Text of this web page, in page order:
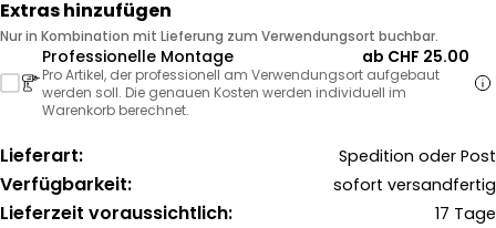
Extras hinzufügen
Nur in Kombination mit Lieferung zum Verwendungsort buchbar.
Professionelle Montage ab CHF 25.00
Pro Artikel, der professionell am Verwendungsort aufgebaut
werden soll. Die genauen Kosten werden individuell im
Warenkorb berechnet.
Lieferart: Spedition oder Post
Verfügbarkeit: sofort versandfertig
Lieferzeit voraussichtlich: 17 Tage